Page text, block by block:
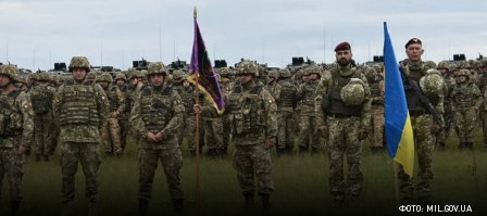
ФОТО: MIL.GOV.UA